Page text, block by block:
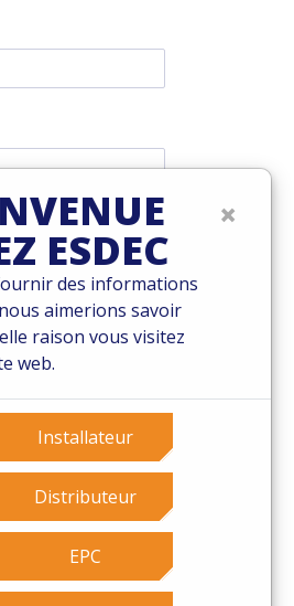
?
Enstall
×
ESDEC
des informations
aimerions savoir
raison vous visitez
web.
Installateur
Distributeur
EPC